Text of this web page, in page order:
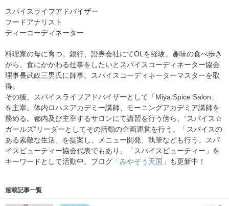
スパイスライフアドバイザー
フードアナリスト
ディーコーディネーター
料理家の母に育つ。銀行、證券会社にてOLを経験。趣味の食べ歩き
から、食にかかわる仕事をしたいとスパイスコーディネーター協会
理事長武政三男氏に師事。スパイスコーディネーターマスターを取
得。
その後、スパイスライフアドバイザーとして「Miya Spice Salon」
を主宰。体内ロハスアカデミー講師、モーニングアカデミア講師を
務める。都内及び主宰するサロンにて講習を行う傍ら、“スパイス☆
ガールズ”リーダーとしてその活動の企画運営を行う。「スパイスの
ある素敵な生活」を提案し、メニュー開発、執筆なども行う。スパ
イスビューティー協会代表でもあり、「スパイスビューティー」を
キーワードとして活動中。ブログ 「みやぞう天国」 も更新中！
連載記事一覧